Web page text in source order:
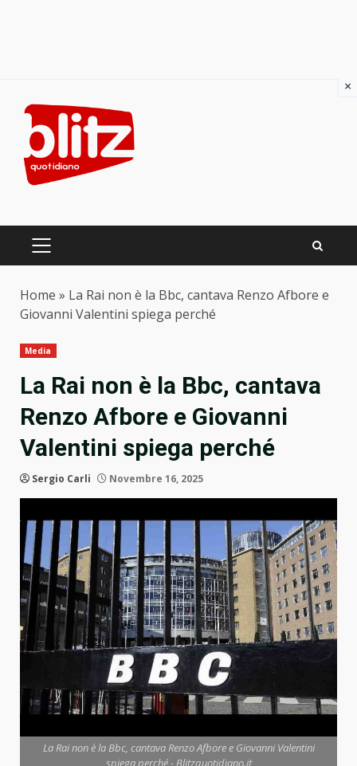
content
PRIMARY
Home » La Rai non è la Bbc, cantava Renzo Afbore e
Giovanni Valentini spiega perché
Media
La Rai non è la Bbc, cantava
Renzo Afbore e Giovanni
Valentini spiega perché
Sergio Carli Novembre 16, 2025
La Rai non è la Bbc, cantava Renzo Afbore e Giovanni Valentini
spiega perché - Blitzquotidiano.it
×